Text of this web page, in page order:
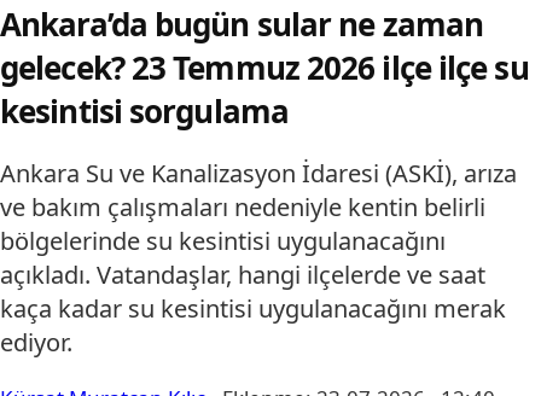
Ankara’da bugün sular ne zaman
gelecek? 23 Temmuz 2026 ilçe ilçe su
kesintisi sorgulama
Ankara Su ve Kanalizasyon İdaresi (ASKİ), arıza
ve bakım çalışmaları nedeniyle kentin belirli
bölgelerinde su kesintisi uygulanacağını
açıkladı. Vatandaşlar, hangi ilçelerde ve saat
kaça kadar su kesintisi uygulanacağını merak
ediyor.